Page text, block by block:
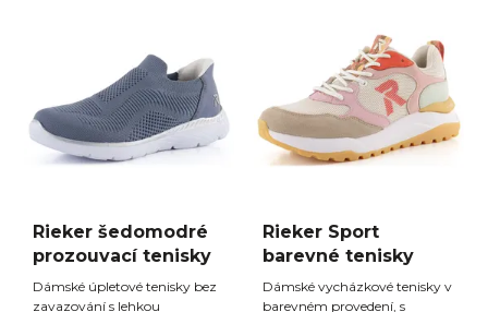
Rieker šedomodré
prozouvací tenisky
Dámské úpletové tenisky bez
zavazování s lehkou
Rieker Sport
barevné tenisky
Dámské vycházkové tenisky v
barevném provedení, s